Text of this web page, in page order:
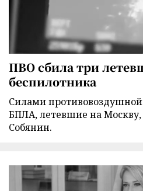
ПВО сбила три
беспилотника
Силами
БПЛА, летевшие на
Собянин.